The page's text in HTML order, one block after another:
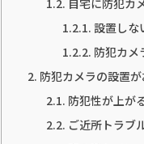
自宅に防犯カ
設置しな
防犯カメ
防犯カメラの設置
防犯性が上が
ご近所トラブ